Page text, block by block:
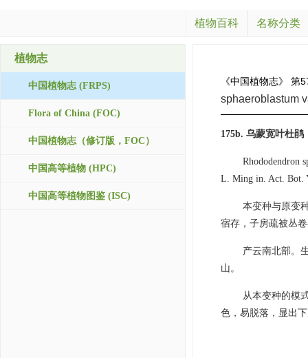
植物百科 名称分类
植物志
中国植物志 (FRPS)
Flora of China (FOC)
中国植物志（修订版，FOC）
中国高等植物 (HPC)
中国高等植物图鉴 (ISC)
《中国植物志》 第
sphaeroblastum
175b. 乌蒙宽叶杜
Rhododendron
L. Ming in. Act. Bot.
本变种与原变
宿存，子房疏被丛
产云南北部。
山。
从本变种的模
色，易脱落，显出